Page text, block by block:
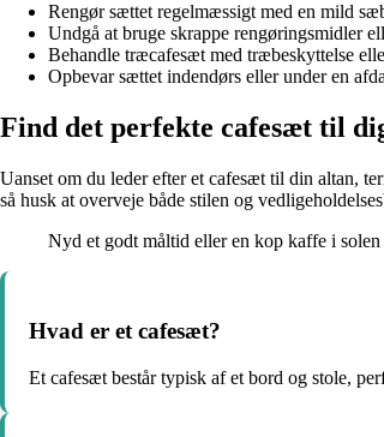
Rengør sættet regelmæssigt med en mild
Undgå at bruge skrappe rengøringsmidler
Behandle træcafesæt med træbeskyttelse
Opbevar sættet indendørs eller under en
Find det perfekte cafesæt til
Uanset om du leder efter et cafesæt til din altan,
så husk at overveje både stilen og
Nyd et godt måltid eller en kop kaffe i
Hvad er et cafesæt?
Et cafesæt består typisk af et bord og stole,